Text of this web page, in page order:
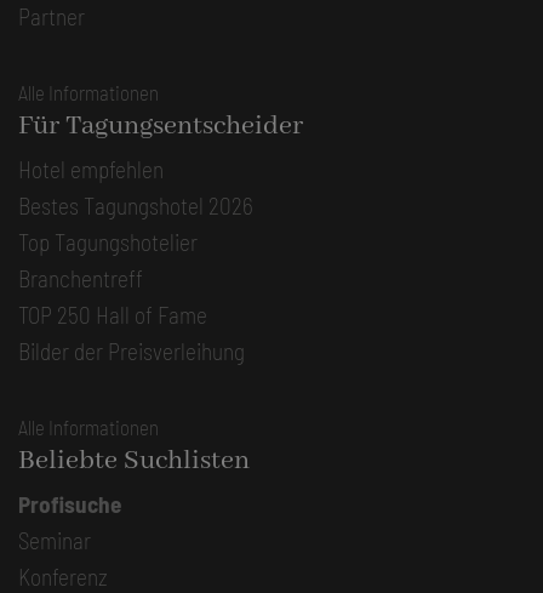
Partner
Alle Informationen
Für Tagungsentscheider
Hotel empfehlen
Bestes Tagungshotel 2026
Top Tagungshotelier
Branchentreff
TOP 250 Hall of Fame
Bilder der Preisverleihung
Alle Informationen
Beliebte Suchlisten
Profisuche
Seminar
Konferenz